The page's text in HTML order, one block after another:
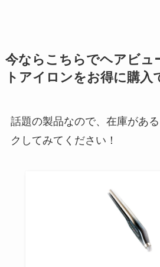
今ならこちらでヘアビュ
トアイロンをお得に購入
話題の製品なので、在庫があ
クしてみてください！